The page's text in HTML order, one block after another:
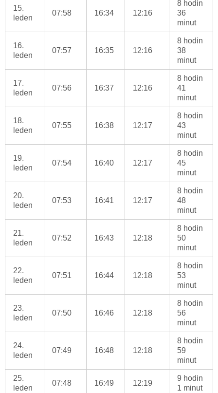
15.
leden
07:58 16:34 12:16
8 hodin
36
minut
16.
leden
07:57 16:35 12:16
8 hodin
38
minut
17.
leden
07:56 16:37 12:16
8 hodin
41
minut
18.
leden
07:55 16:38 12:17
8 hodin
43
minut
19.
leden
07:54 16:40 12:17
8 hodin
45
minut
20.
leden
07:53 16:41 12:17
8 hodin
48
minut
21.
leden
07:52 16:43 12:18
8 hodin
50
minut
22.
leden
07:51 16:44 12:18
8 hodin
53
minut
23.
leden
07:50 16:46 12:18
8 hodin
56
minut
24.
leden
07:49 16:48 12:18
8 hodin
59
minut
25.
leden
07:48 16:49 12:19
9 hodin
1 minut